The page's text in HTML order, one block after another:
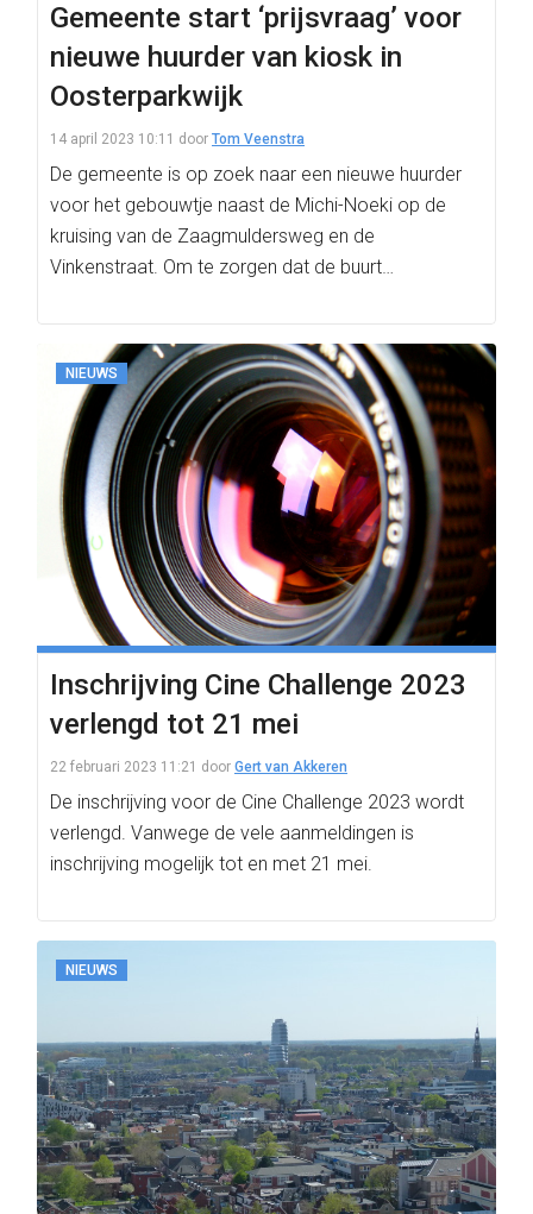
Gemeente start ‘prijsvraag’ voor
nieuwe huurder van kiosk in
Oosterparkwijk
14 april 2023 10:11 door Tom Veenstra
De gemeente is op zoek naar een nieuwe huurder
voor het gebouwtje naast de Michi-Noeki op de
kruising van de Zaagmuldersweg en de
Vinkenstraat. Om te zorgen dat de buurt…
NIEUWS
Inschrijving Cine Challenge 2023
verlengd tot 21 mei
22 februari 2023 11:21 door Gert van Akkeren
De inschrijving voor de Cine Challenge 2023 wordt
verlengd. Vanwege de vele aanmeldingen is
inschrijving mogelijk tot en met 21 mei.
NIEUWS